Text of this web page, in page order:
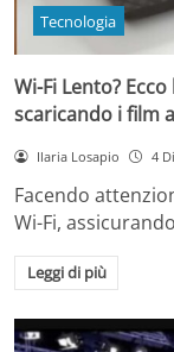
Tecnologia
Wi-Fi Lento?
scaricando i film
Ilaria Losapio 4
Facendo
Wi-Fi,
Leggi di più